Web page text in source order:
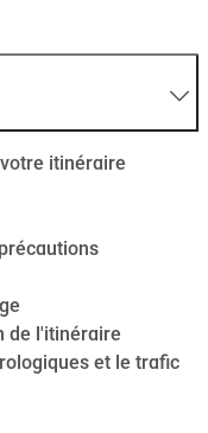
itinéraire
de l'itinéraire
et le trafic